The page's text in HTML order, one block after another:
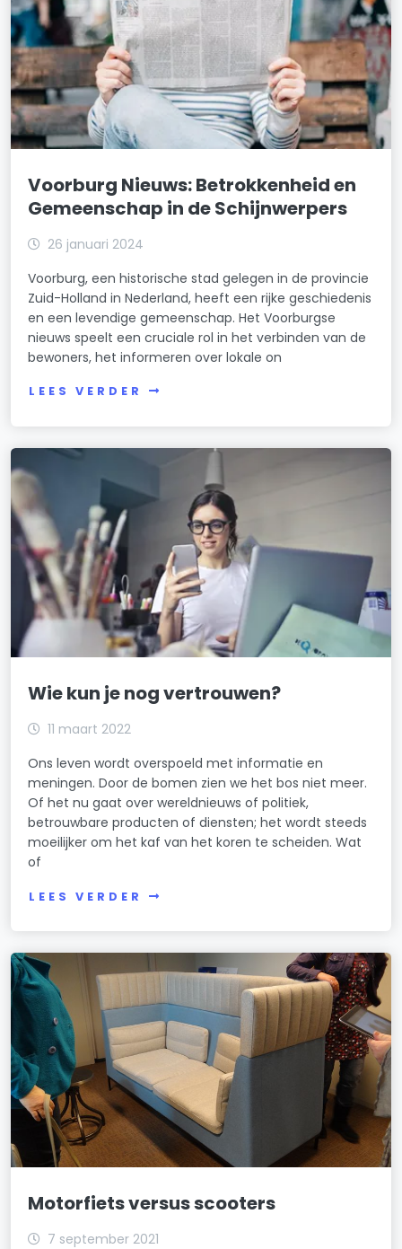
Voorburg Nieuws: Betrokkenheid en
Gemeenschap in de Schijnwerpers
26 januari 2024
Voorburg, een historische stad gelegen in de provincie
Zuid-Holland in Nederland, heeft een rijke geschiedenis
en een levendige gemeenschap. Het Voorburgse
nieuws speelt een cruciale rol in het verbinden van de
bewoners, het informeren over lokale on
LEES VERDER
Wie kun je nog vertrouwen?
11 maart 2022
Ons leven wordt overspoeld met informatie en
meningen. Door de bomen zien we het bos niet meer.
Of het nu gaat over wereldnieuws of politiek,
betrouwbare producten of diensten; het wordt steeds
moeilijker om het kaf van het koren te scheiden. Wat
of
LEES VERDER
Motorfiets versus scooters
7 september 2021